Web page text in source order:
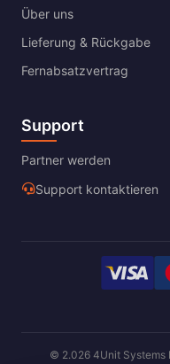
Über uns
Lieferung & Rückgabe
Fernabsatzvertrag
Support
Partner werden
Support kontaktieren
© 2.026 4Unit Systems